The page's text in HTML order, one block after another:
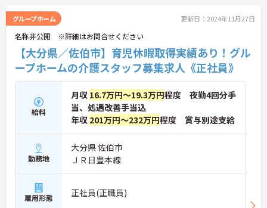
グループホーム 更新日：2024年11月27日
名称非公開 ※詳細はお問合せください
【大分県／佐伯市】育児休暇取得実績あり！グル
ープホームの介護スタッフ募集求人《正社員》
給料
月収 16.7万円～19.3万円程度 夜勤4回分手
当、処遇改善手当込
年収 201万円～232万円程度 賞与別途支給
勤務地
大分県 佐伯市
ＪＲ日豊本線
雇用形態 正社員(正職員)